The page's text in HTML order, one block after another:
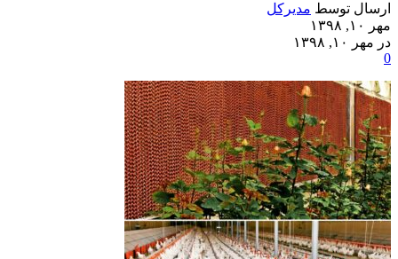
ارسال توسط مدیرکل
مهر ۱۰, ۱۳۹۸
در مهر ۱۰, ۱۳۹۸
0